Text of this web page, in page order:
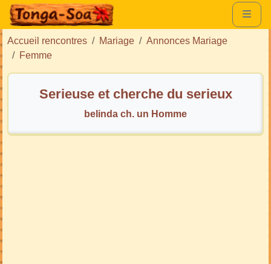
Accueil rencontres Mariage
Annonces Mariage
Femme
Serieuse et cherche du serieux
belinda ch. un Homme